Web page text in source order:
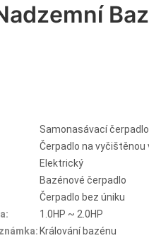
Samonasávací čerpadlo
Čerpadlo na vyčištěnou
Elektrický
Bazénové čerpadlo
Čerpadlo bez úniku
1.0HP ~ 2.0HP
Králování bazénu